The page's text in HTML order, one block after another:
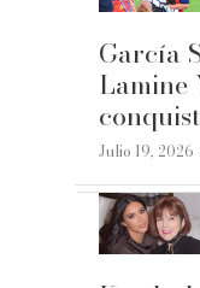
García
Lamine
Julio 19, 2026